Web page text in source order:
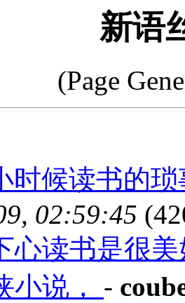
新语
(Page
时候读书的
02:59:45
心读书是很
小说， -